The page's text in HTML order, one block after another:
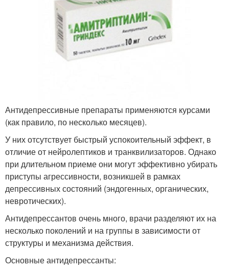
Антидепрессивные препараты применяются курсами
(как правило, по несколько месяцев).
У них отсутствует быстрый успокоительный эффект, в
отличие от нейролептиков и транквилизаторов. Однако
при длительном приеме они могут эффективно убирать
приступы агрессивности, возникшей в рамках
депрессивных состояний (эндогенных, органических,
невротических).
Антидепрессантов очень много, врачи разделяют их на
несколько поколений и на группы в зависимости от
структуры и механизма действия.
Основные антидепрессанты: